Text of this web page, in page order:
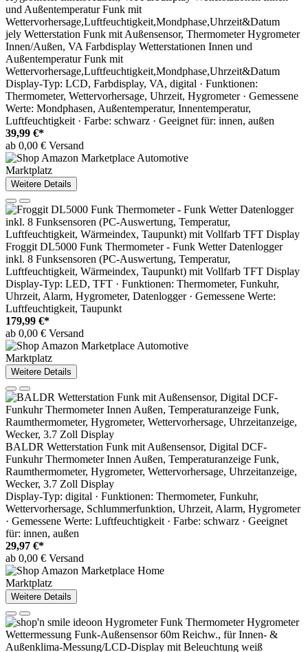
jely Wetterstation Funk mit Außensensor, Thermometer Hygrometer
Innen/Außen, VA Farbdisplay Wetterstationen Innen und
Außentemperatur Funk mit
Wettervorhersage,Luftfeuchtigkeit,Mondphase,Uhrzeit&Datum
Display-Typ: LCD, Farbdisplay, VA, digital · Funktionen:
Thermometer, Wettervorhersage, Uhrzeit, Hygrometer · Gemessene
Werte: Mondphasen, Außentemperatur, Innentemperatur,
Luftfeuchtigkeit · Farbe: schwarz · Geeignet für: innen, außen
39,99 €*
ab 0,00 € Versand
Marktplatz
Weitere Details
Froggit DL5000 Funk Thermometer - Funk Wetter Datenlogger
inkl. 8 Funksensoren (PC-Auswertung, Temperatur,
Luftfeuchtigkeit, Wärmeindex, Taupunkt) mit Vollfarb TFT Display
Display-Typ: LED, TFT · Funktionen: Thermometer, Funkuhr,
Uhrzeit, Alarm, Hygrometer, Datenlogger · Gemessene Werte:
Luftfeuchtigkeit, Taupunkt
179,99 €*
ab 0,00 € Versand
Marktplatz
Weitere Details
BALDR Wetterstation Funk mit Außensensor, Digital DCF-
Funkuhr Thermometer Innen Außen, Temperaturanzeige Funk,
Raumthermometer, Hygrometer, Wettervorhersage, Uhrzeitanzeige,
Wecker, 3.7 Zoll Display
Display-Typ: digital · Funktionen: Thermometer, Funkuhr,
Wettervorhersage, Schlummerfunktion, Uhrzeit, Alarm, Hygrometer
· Gemessene Werte: Luftfeuchtigkeit · Farbe: schwarz · Geeignet
für: innen, außen
29,97 €*
ab 0,00 € Versand
Marktplatz
Weitere Details